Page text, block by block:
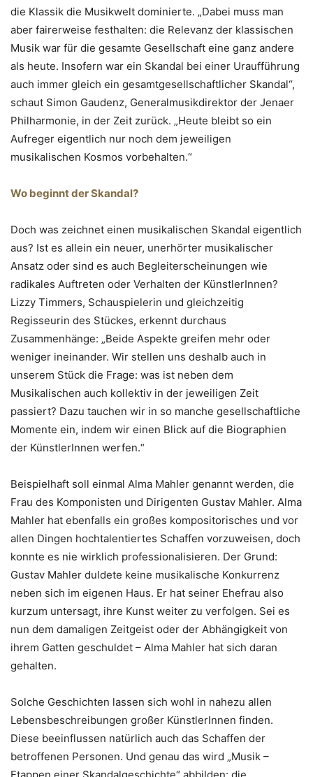
die Klassik die Musikwelt dominierte. „Dabei muss man
aber fairerweise festhalten: die Relevanz der klassischen
Musik war für die gesamte Gesellschaft eine ganz andere
als heute. Insofern war ein Skandal bei einer Uraufführung
auch immer gleich ein gesamtgesellschaftlicher Skandal“,
schaut Simon Gaudenz, Generalmusikdirektor der Jenaer
Philharmonie, in der Zeit zurück. „Heute bleibt so ein
Aufreger eigentlich nur noch dem jeweiligen
musikalischen Kosmos vorbehalten.“
Wo beginnt der Skandal?
Doch was zeichnet einen musikalischen Skandal eigentlich
aus? Ist es allein ein neuer, unerhörter musikalischer
Ansatz oder sind es auch Begleiterscheinungen wie
radikales Auftreten oder Verhalten der KünstlerInnen?
Lizzy Timmers, Schauspielerin und gleichzeitig
Regisseurin des Stückes, erkennt durchaus
Zusammenhänge: „Beide Aspekte greifen mehr oder
weniger ineinander. Wir stellen uns deshalb auch in
unserem Stück die Frage: was ist neben dem
Musikalischen auch kollektiv in der jeweiligen Zeit
passiert? Dazu tauchen wir in so manche gesellschaftliche
Momente ein, indem wir einen Blick auf die Biographien
der KünstlerInnen werfen.“
Beispielhaft soll einmal Alma Mahler genannt werden, die
Frau des Komponisten und Dirigenten Gustav Mahler. Alma
Mahler hat ebenfalls ein großes kompositorisches und vor
allen Dingen hochtalentiertes Schaffen vorzuweisen, doch
konnte es nie wirklich professionalisieren. Der Grund:
Gustav Mahler duldete keine musikalische Konkurrenz
neben sich im eigenen Haus. Er hat seiner Ehefrau also
kurzum untersagt, ihre Kunst weiter zu verfolgen. Sei es
nun dem damaligen Zeitgeist oder der Abhängigkeit von
ihrem Gatten geschuldet – Alma Mahler hat sich daran
gehalten.
Solche Geschichten lassen sich wohl in nahezu allen
Lebensbeschreibungen großer KünstlerInnen finden.
Diese beeinflussen natürlich auch das Schaffen der
betroffenen Personen. Und genau das wird „Musik –
Etappen einer Skandalgeschichte“ abbilden: die